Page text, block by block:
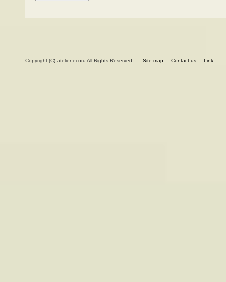
Copyright (C) atelier ecoru All Rights Reserved. Site map Contact us Link